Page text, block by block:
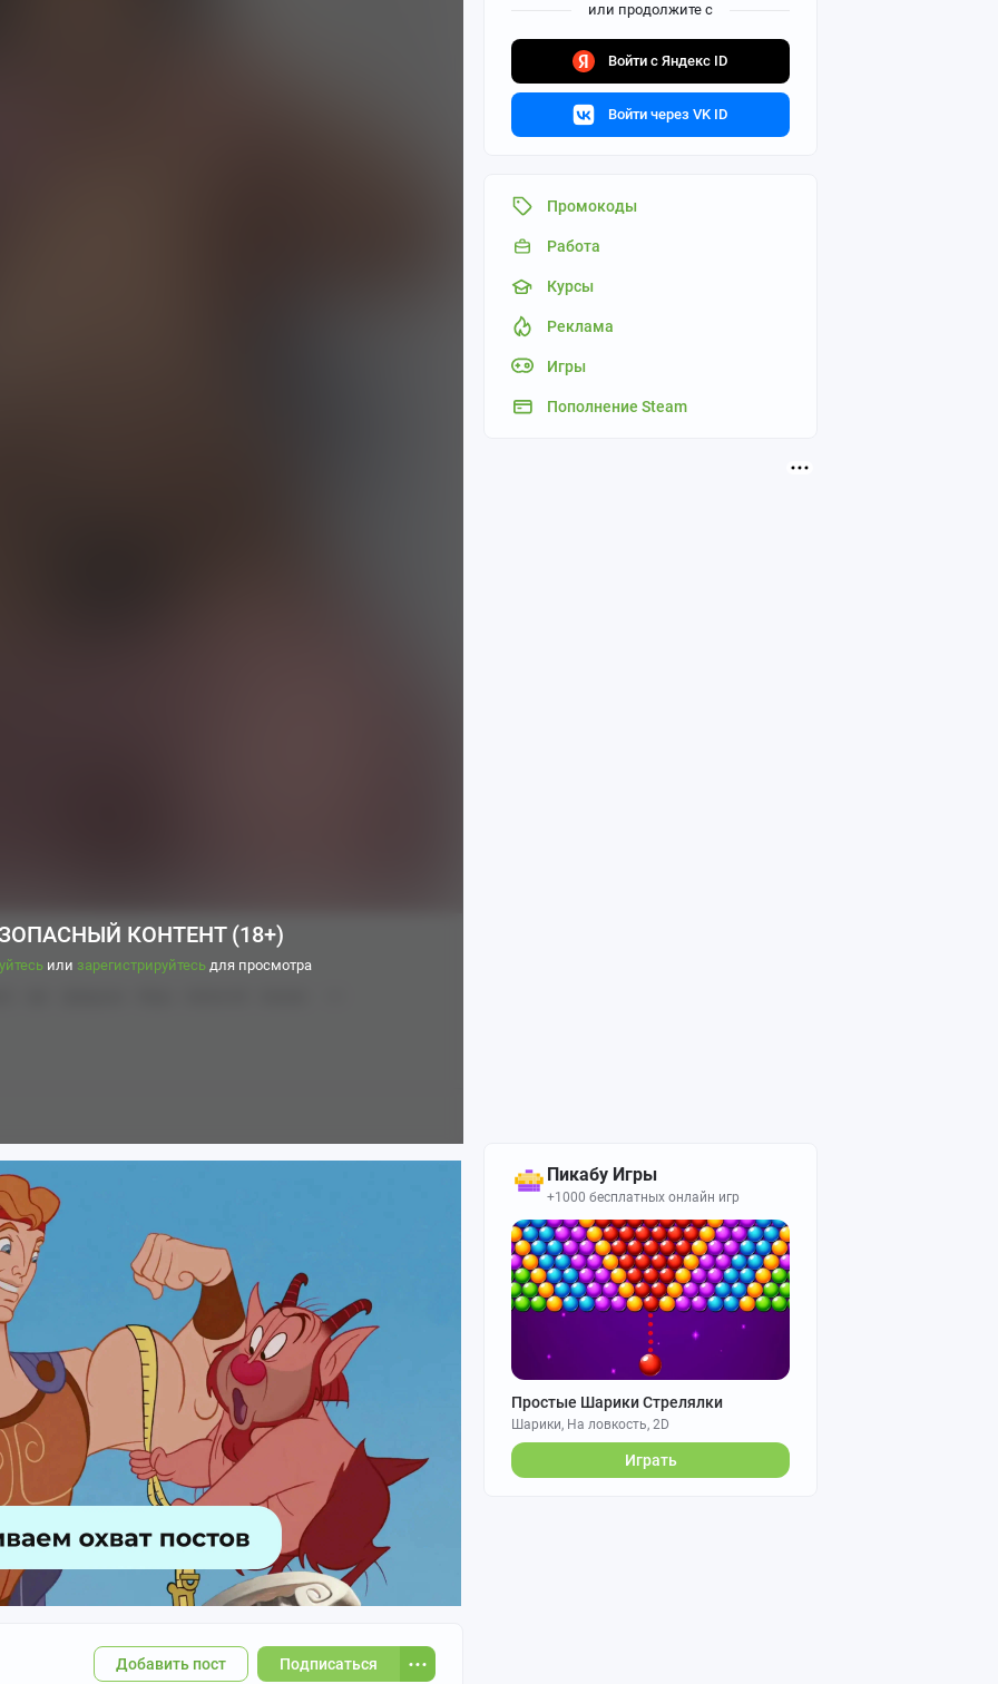
или продолжите с
Войти с Яндекс ID
Войти через VK ID
Промокоды
Работа
Курсы
Реклама
Игры
Пополнение Steam
Пикабу Игры
+1000 бесплатных онлайн игр
Простые Шарики Стрелялки
Шарики, На ловкость, 2D
Играть
КОНТЕНТ (18+)
или зарегистрируйтесь для просмотра
Подписаться
Добавить пост